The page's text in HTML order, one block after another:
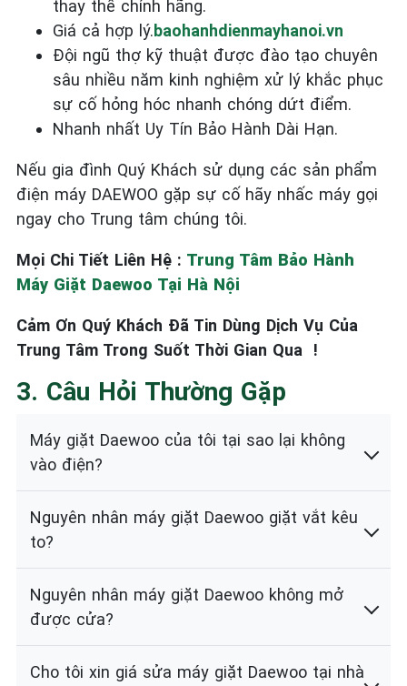
thay thế chính hãng.
Giá cả hợp lý.baohanhdienmayhanoi.vn
Đội ngũ thợ kỹ thuật được đào tạo chuyên
sâu nhiều năm kinh nghiệm xử lý khắc phục
sự cố hỏng hóc nhanh chóng dứt điểm.
Nhanh nhất Uy Tín Bảo Hành Dài Hạn.
Nếu gia đình Quý Khách sử dụng các sản phẩm
điện máy DAEWOO gặp sự cố hãy nhấc máy gọi
ngay cho Trung tâm chúng tôi.
Mọi Chi Tiết Liên Hệ : Trung Tâm Bảo Hành
Máy Giặt Daewoo Tại Hà Nội
Cảm Ơn Quý Khách Đã Tin Dùng Dịch Vụ Của
Trung Tâm Trong Suốt Thời Gian Qua !
3. Câu Hỏi Thường Gặp
Máy giặt Daewoo của tôi tại sao lại không
vào điện?
Nguyên nhân máy giặt Daewoo giặt vắt kêu
to?
Nguyên nhân máy giặt Daewoo không mở
được cửa?
Cho tôi xin giá sửa máy giặt Daewoo tại nhà